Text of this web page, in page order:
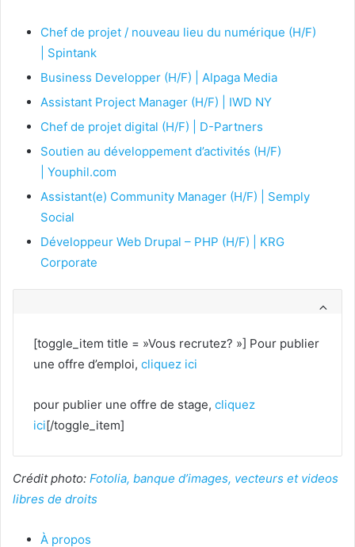
Chef de projet / nouveau lieu du numérique (H/F)
| Spintank
Business Developper (H/F) | Alpaga Media
Assistant Project Manager (H/F) | IWD NY
Chef de projet digital (H/F) | D-Partners
Soutien au développement d’activités (H/F)
| Youphil.com
Assistant(e) Community Manager (H/F) | Semply
Social
Développeur Web Drupal – PHP (H/F) | KRG
Corporate
[toggle_item title = »Vous recrutez? »] Pour publier
une offre d’emploi, cliquez ici
pour publier une offre de stage, cliquez
ici[/toggle_item]
Crédit photo: Fotolia, banque d’images, vecteurs et videos
libres de droits
À propos